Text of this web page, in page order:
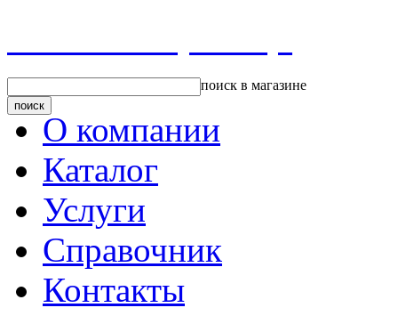
поиск в магазине
О компании
Каталог
Услуги
Справочник
Контакты